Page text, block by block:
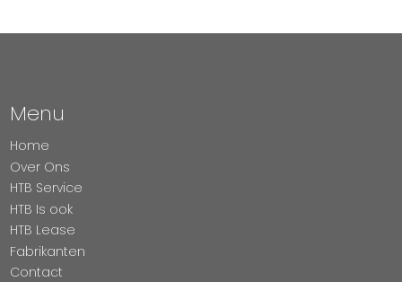
Menu
Home
Over Ons
HTB Service
HTB Is ook
HTB Lease
Fabrikanten
Contact